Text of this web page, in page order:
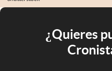
¿Quieres